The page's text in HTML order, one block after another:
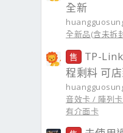
全新
全新品(含未拆
售
TP-
程剩料 可
音效卡 / 陣列
有介面卡